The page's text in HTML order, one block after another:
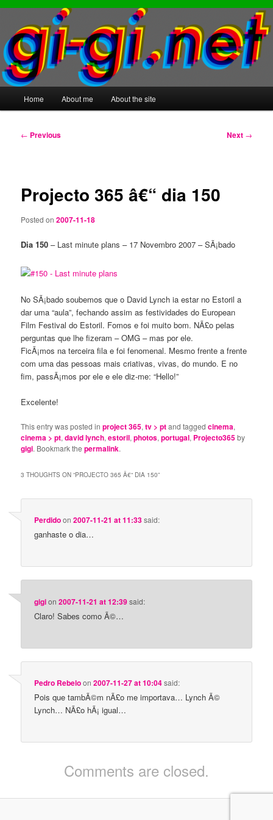
Skip
Skip
Home About me About the site
Post
← Previous Next →
Projecto 365 â€“ dia 150
Posted on2007-11-18
Dia 150 – Last minute plans – 17 Novembro 2007 – SÃ¡bado
No SÃ¡bado soubemos que o David Lynch ia estar no Estoril a
dar uma “aula”, fechando assim as festividades do European
Film Festival do Estoril. Fomos e foi muito bom. NÃ£o pelas
perguntas que lhe fizeram – OMG – mas por ele.
FicÃ¡mos na terceira fila e foi fenomenal. Mesmo frente a frente
com uma das pessoas mais criativas, vivas, do mundo. E no
fim, passÃ¡mos por ele e ele diz-me: “Hello!”
Excelente!
This entry was posted inproject 365,tv > ptand taggedcinema,
cinema > pt,david lynch,estoril,photos,portugal, Projecto365by
gigi. Bookmark thepermalink.
3 THOUGHTS ON “PROJECTO 365 Â€“ DIA 150”
Perdidoon2007-11-21 at 11:33said:
ganhaste o dia…
gigion2007-11-21 at 12:39said:
Claro! Sabes como Ã©…
Pedro Rebeloon2007-11-27 at 10:04said:
Pois que tambÃ©m nÃ£o me importava… Lynch Ã©
Lynch… NÃ£o hÃ¡ igual…
Comments are closed.